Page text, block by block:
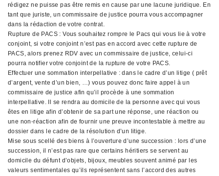
rédigez ne puisse pas être remis en cause par une lacune juridique. En
tant que juriste, un commissaire de justice pourra vous accompagner
dans la rédaction de votre contrat.
Rupture de PACS : Vous souhaitez rompre le Pacs qui vous lie à votre
conjoint, si votre conjoint n’est pas en accord avec cette rupture de
PACS, alors prenez RDV avec un commissaire de justice, celui-ci
pourra notifier votre conjoint de la rupture de votre PACS.
Effectuer une sommation interpellative : dans le cadre d’un litige ( prêt
d’argent, vente d’un bien, …) vous pouvez donc faire appel à un
commissaire de justice afin qu’il procède à une sommation
interpellative. Il se rendra au domicile de la personne avec qui vous
êtes en litige afin d’obtenir de sa part une réponse, une réaction ou
une non-réaction afin de fournir une preuve incontestable à mettre au
dossier dans le cadre de la résolution d’un litige.
Mise sous scellé des biens à l’ouverture d’une succession : lors d’une
succession, il n’est pas rare que certains héritiers se servent au
domicile du défunt d’objets, bijoux, meubles souvent animé par les
valeurs sentimentales qu’ils représentent sans l’accord des autres